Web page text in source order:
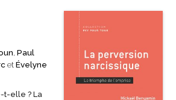
, Paul
etÉvelyne
t-elle ? La